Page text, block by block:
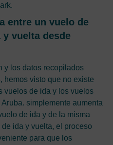
entre un vuelo de
vuelta desde
y los datos recopilados
hemos visto que no existe
vuelos de ida y los vuelos
simplemente aumenta
de ida y de la misma
ida y vuelta, el proceso
para que los